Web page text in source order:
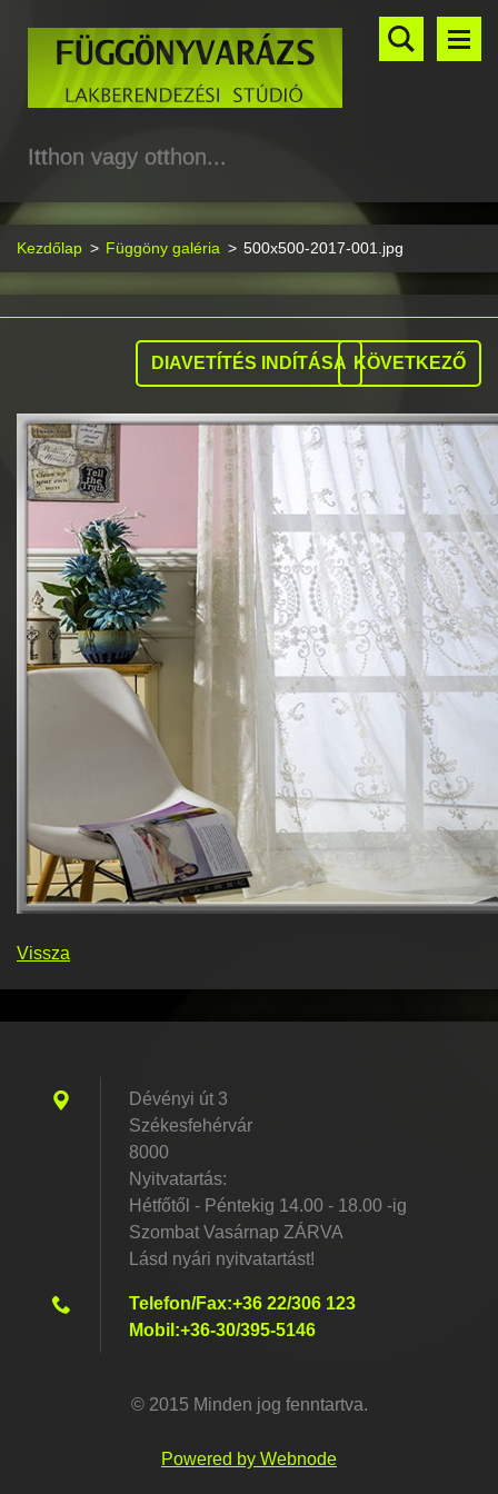
Itthon vagy otthon...
Kezdőlap > Függöny galéria > 500x500-2017-001.jpg
DIAVETÍTÉS INDÍTÁSA KÖVETKEZŐ
Vissza
Dévényi út 3
Székesfehérvár
8000
Nyitvatartás:
Hétfőtől - Péntekig 14.00 - 18.00 -ig
Szombat Vasárnap ZÁRVA
Lásd nyári nyitvatartást!
Telefon/Fax:+36 22/306 123
Mobil:+36-30/395-5146
© 2015 Minden jog fenntartva.
Powered by Webnode